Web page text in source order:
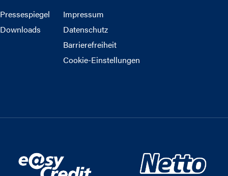
Pressespiegel
Downloads
Impressum
Datenschutz
Barrierefreiheit
Cookie-Einstellungen